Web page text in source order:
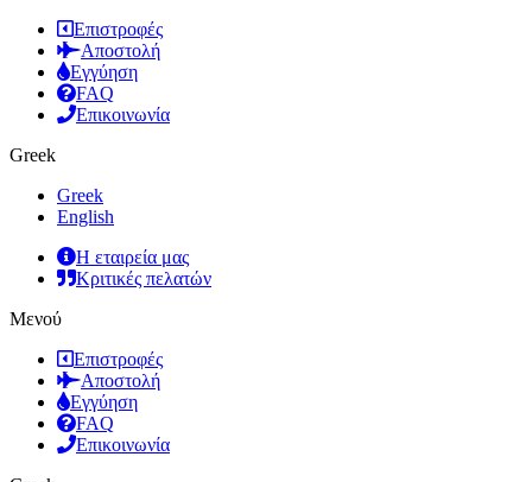
Επιστροφές
Αποστολή
Εγγύηση
FAQ
Επικοινωνία
Greek
Greek
English
Η εταιρεία μας
Κριτικές πελατών
Μενού
Επιστροφές
Αποστολή
Εγγύηση
FAQ
Επικοινωνία